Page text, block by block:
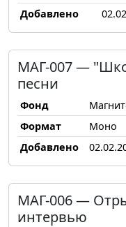
Добавлено
МАГ-007 —
песни
Фонд
Формат
Моно
Добавлено
МАГ-006 —
интервью